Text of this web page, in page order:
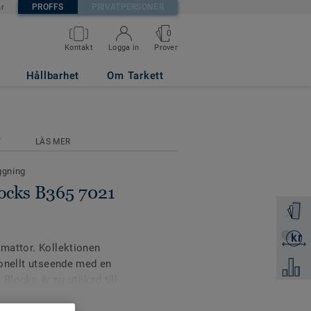
PROFFS PRIVATPERSONER
Kontakt Logga in
0
Prover
Hållbarhet Om Tarkett
Beställ
kr
Jämför
LÄS MER
B365 7021
Kollektionen
utseende med en